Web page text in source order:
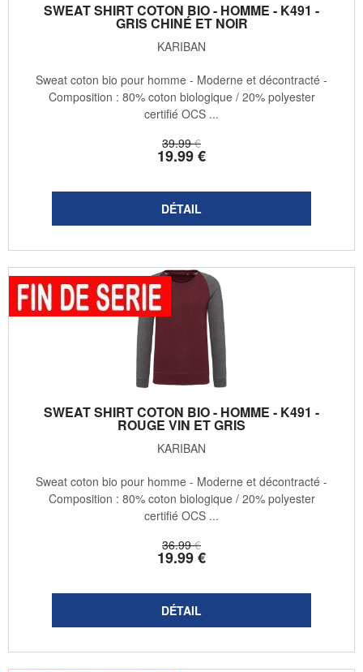
SWEAT SHIRT COTON BIO - HOMME - K491 -
GRIS CHINÉ ET NOIR
KARIBAN
39.99 €
19.99€
Sweat coton bio pour homme - Moderne et décontracté -
Composition : 80% coton biologique / 20% polyester
certifié OCS ...
SWEAT SHIRT COTON BIO - HOMME - K491 -
ROUGE VIN ET GRIS
KARIBAN
36.99 €
19.99€
Sweat coton bio pour homme - Moderne et décontracté -
Composition : 80% coton biologique / 20% polyester
certifié OCS ...